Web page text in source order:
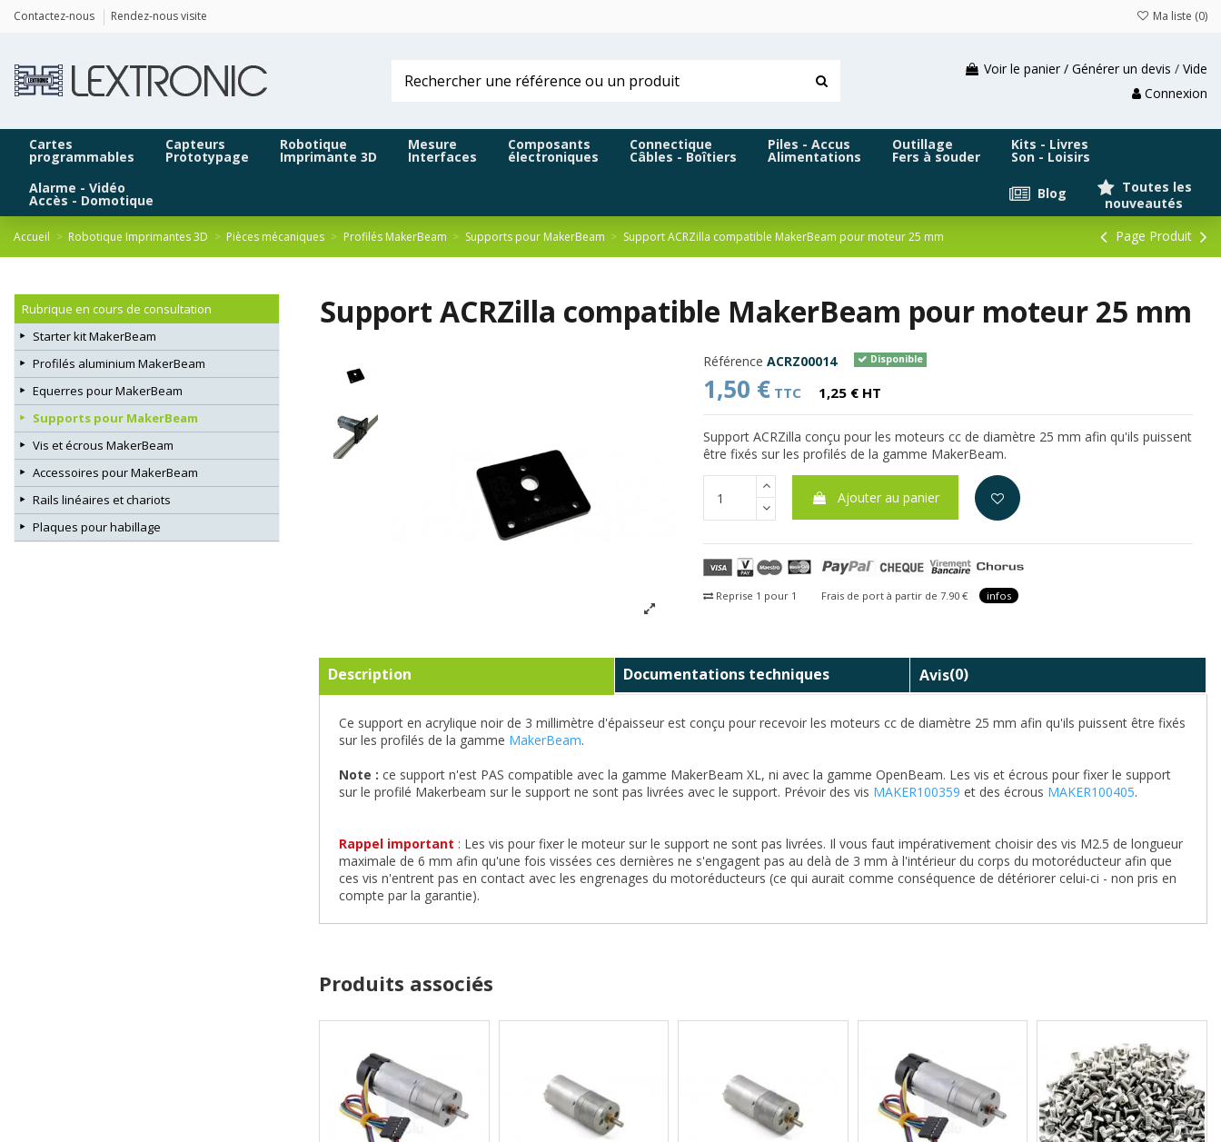
Contactez-nous Rendez-nous visite Ma liste (0)
Voir le panier / Générer un devis / Vide
Connexion
Cartes
programmables
Capteurs
Prototypage
Robotique
Imprimante 3D
Mesure
Interfaces
Composants
électroniques
Connectique
Câbles - Boîtiers
Piles - Accus
Alimentations
Outillage
Fers à souder
Kits - Livres
Son - Loisirs
Alarme - Vidéo
Accès - Domotique
Toutes les
nouveautés
Blog
Accueil Robotique Imprimantes 3D Pièces mécaniques Profilés MakerBeam Supports pour MakerBeam Support ACRZilla compatible MakerBeam pour moteur 25 mm Page Produit
Support ACRZilla compatible MakerBeam pour moteur 25 mm
Référence ACRZ00014 Disponible
1,50 € TTC 1,25 € HT
Support ACRZilla conçu pour les moteurs cc de diamètre 25 mm afin qu'ils puissent
être fixés sur les profilés de la gamme MakerBeam.
Ajouter au panier
Reprise 1 pour 1 Frais de port à partir de 7.90 € infos
Description Documentations techniques Avis(0)
Ce support en acrylique noir de 3 millimètre d'épaisseur est conçu pour recevoir les moteurs cc de diamètre 25 mm afin qu'ils puissent être fixés
sur les profilés de la gamme MakerBeam.
Note : ce support n'est PAS compatible avec la gamme MakerBeam XL, ni avec la gamme OpenBeam. Les vis et écrous pour fixer le support
sur le profilé Makerbeam sur le support ne sont pas livrées avec le support. Prévoir des vis MAKER100359 et des écrous MAKER100405.
Rappel important : Les vis pour fixer le moteur sur le support ne sont pas livrées. Il vous faut impérativement choisir des vis M2.5 de longueur
maximale de 6 mm afin qu'une fois vissées ces dernières ne s'engagent pas au delà de 3 mm à l'intérieur du corps du motoréducteur afin que
ces vis n'entrent pas en contact avec les engrenages du motoréducteurs (ce qui aurait comme conséquence de détériorer celui-ci - non pris en
compte par la garantie).
Produits associés
Rubrique en cours de consultation
Starter kit MakerBeam
Profilés aluminium MakerBeam
Equerres pour MakerBeam
Supports pour MakerBeam
Vis et écrous MakerBeam
Accessoires pour MakerBeam
Rails linéaires et chariots
Plaques pour habillage
Panneau de gestion des cookies